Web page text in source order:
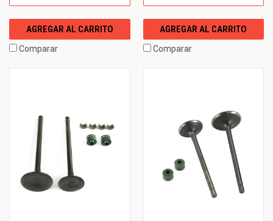
AGREGAR AL CARRITO
Comparar
AGREGAR AL CARRITO
Comparar